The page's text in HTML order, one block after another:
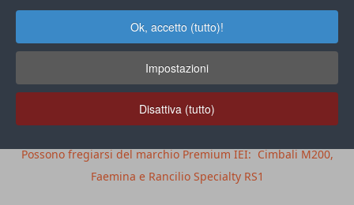
Ok, accetto (tutto)!
Impostazioni
Disattiva (tutto)
Possono fregiarsi del marchio Premium IEI: Cimbali M200,
Faemina e Rancilio Specialty RS1